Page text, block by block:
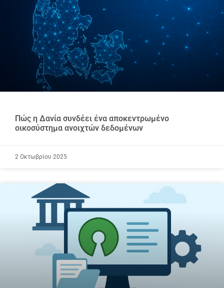
Πώς η Δανία συνδέει ένα αποκεντρωμένο
οικοσύστημα ανοιχτών δεδομένων
2 Οκτωβρίου 2025